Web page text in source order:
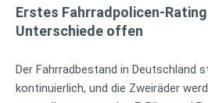
Erstes Fahrradpolicen-
Unterschiede offen
Der Fahrradbestand in Deutschland
kontinuierlich, und die Zweiräder